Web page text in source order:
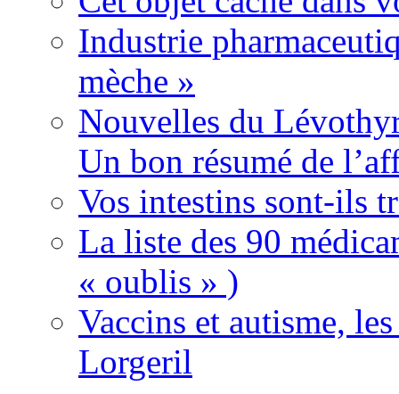
Industrie
mèche »
Nouvelles du
Un bon résumé de
Vos intestins sont-ils
La liste des 90
« oublis » )
Vaccins et autisme,
Lorgeril